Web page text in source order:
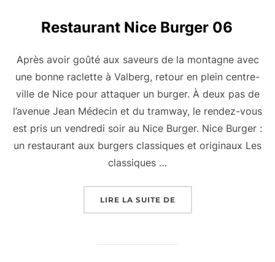
Restaurant Nice Burger 06
Après avoir goûté aux saveurs de la montagne avec
une bonne raclette à Valberg, retour en plein centre-
ville de Nice pour attaquer un burger. À deux pas de
l’avenue Jean Médecin et du tramway, le rendez-vous
est pris un vendredi soir au Nice Burger. Nice Burger :
un restaurant aux burgers classiques et originaux Les
classiques …
LIRE LA SUITE DE« RESTAURANT NICE